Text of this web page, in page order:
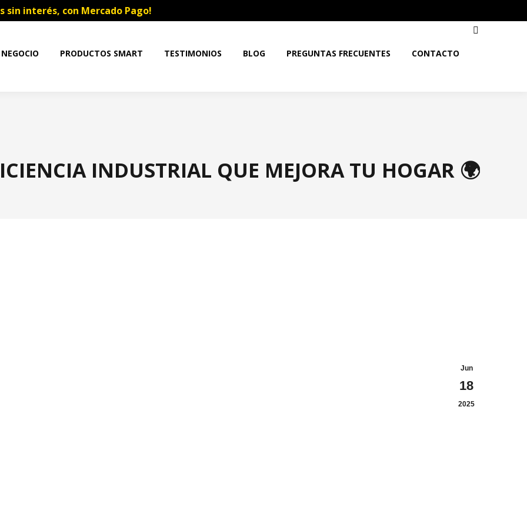
sin interés, con Mercado Pago!
PRODUCTOS SMART TESTIMONIOS BLOG PREGUNTAS FRECUENTES CONTACTO
INDUSTRIAL QUE MEJORA TU HOGAR 🌍
Jun
18
2025